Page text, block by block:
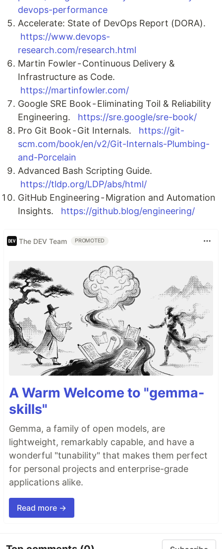
devops-performance
Accelerate: State of DevOps Report (DORA).
https://www.devops-
research.com/research.html
Martin Fowler - Continuous Delivery &
Infrastructure as Code.
https://martinfowler.com/
Google SRE Book - Eliminating Toil & Reliability
Engineering. https://sre.google/sre-book/
Pro Git Book - Git Internals. https://git-
scm.com/book/en/v2/Git-Internals-Plumbing-
and-Porcelain
Advanced Bash Scripting Guide.
https://tldp.org/LDP/abs/html/
GitHub Engineering - Migration and Automation
Insights. https://github.blog/engineering/
The DEV Team PROMOTED
A Warm Welcome to "gemma-
skills"
Gemma, a family of open models, are
lightweight, remarkably capable, and have a
wonderful "tunability" that makes them perfect
for personal projects and enterprise-grade
applications alike.
Read more →